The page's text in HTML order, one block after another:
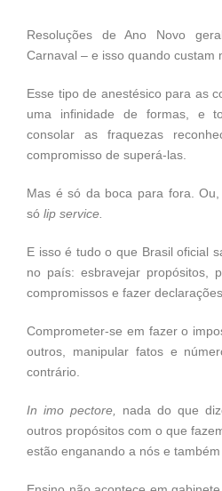
Resoluções de Ano Novo
Carnaval – e isso quando custam
Esse tipo de anestésico para as
uma infinidade de formas, e
consolar as fraquezas
compromisso de superá-las.
Mas é só da boca para fora.
só lip service.
E isso é tudo o que Brasil oficial
no país: esbravejar propósitos,
compromissos e fazer
Comprometer-se em fazer o
outros, manipular fatos e
contrário.
In imo pectore, nada do que
outros propósitos com o que
estão enganando a nós e também